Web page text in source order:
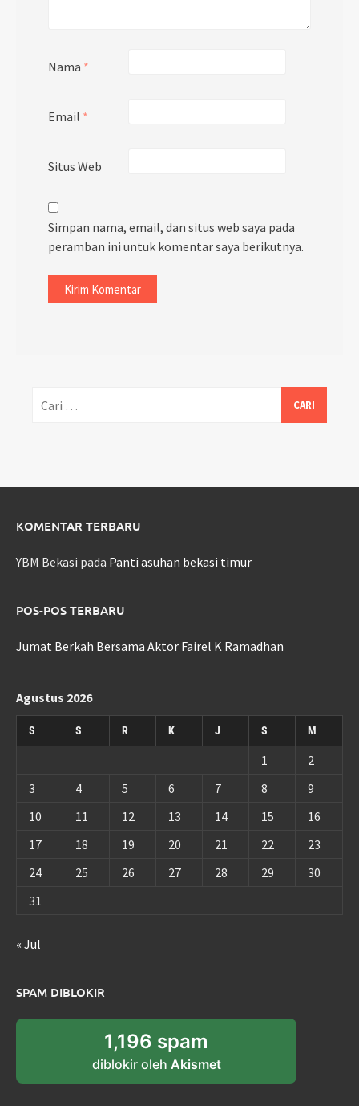
Nama *
Email *
Situs Web
Simpan nama, email, dan situs web saya pada
peramban ini untuk komentar saya berikutnya.
untuk:
KOMENTAR TERBARU
YBM Bekasi pada Panti asuhan bekasi timur
POS-POS TERBARU
Jumat Berkah Bersama Aktor Fairel K Ramadhan
Agustus 2026
S S R K J S M
1
2
3
4 5 6 7 8
9
10
11 12 13 14 15
16
17
18 19 20 21 22
23
24
25 26 27 28 29
30
31
« Jul
SPAM DIBLOKIR
1,196 spam
diblokir oleh Akismet